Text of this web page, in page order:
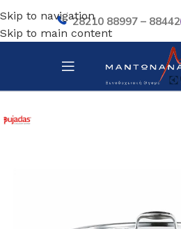
Skip to navigation
Skip to main content
28210 88997 – 88442
Αρχική σελίδα/